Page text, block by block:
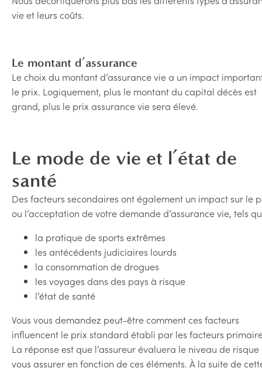
vie et leurs coûts.
Le montant d’assurance
Le choix du montant d’assurance vie a un impact
le prix. Logiquement, plus le montant du capital décès est
grand, plus le prix assurance vie sera élevé.
Le mode de vie et l’état de
santé
Des facteurs secondaires ont également un impact sur le
ou l’acceptation de votre demande d’assurance vie, tels
la pratique de sports extrêmes
les antécédents judiciaires lourds
la consommation de drogues
les voyages dans des pays à risque
l’état de santé
Vous vous demandez peut-être comment ces facteurs
influencent le prix standard établi par les facteurs
La réponse est que l’assureur évaluera le niveau de risque
vous assurer en fonction de ces éléments. À la suite de